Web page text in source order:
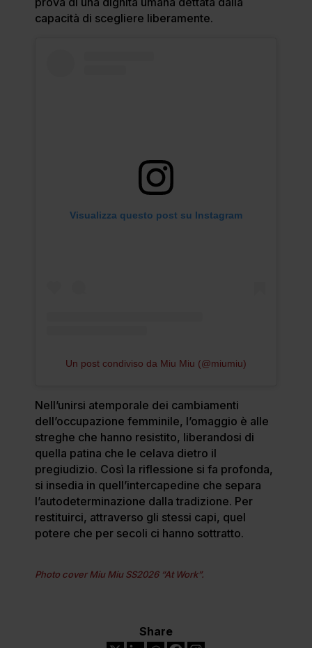
capacità di scegliere liberamente.
Visualizza questo post su Instagram
Un post condiviso da Miu Miu (@miumiu)
Nell’unirsi atemporale dei cambiamenti
dell’occupazione femminile, l’omaggio è alle
streghe che hanno resistito, liberandosi di
quella patina che le celava dietro il
pregiudizio. Così la riflessione si fa profonda,
si insedia in quell’intercapedine che separa
l’autodeterminazione dalla tradizione. Per
restituirci, attraverso gli stessi capi, quel
potere che per secoli ci hanno sottratto.
Photo cover Miu Miu SS2026 “At Work”.
Share